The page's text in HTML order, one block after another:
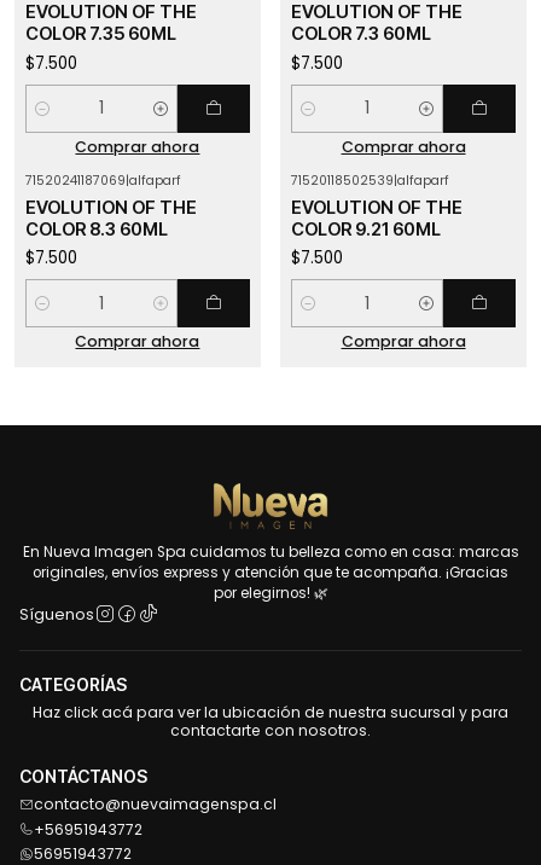
EVOLUTION OF THE
COLOR 7.35 60ML
$7.500
Cantidad
Comprar ahora
EVOLUTION OF THE
COLOR 7.3 60ML
$7.500
Cantidad
Comprar ahora
71520241187069|alfaparf
EVOLUTION OF THE
COLOR 8.3 60ML
$7.500
Cantidad
Comprar ahora
71520118502539|alfaparf
EVOLUTION OF THE
COLOR 9.21 60ML
$7.500
Cantidad
Comprar ahora
En Nueva Imagen Spa cuidamos tu belleza como en casa: marcas
originales, envíos express y atención que te acompaña. ¡Gracias
por elegirnos! 🌿
Síguenos
CATEGORÍAS
Haz click acá para ver la ubicación de nuestra sucursal y para
contactarte con nosotros.
CONTÁCTANOS
contacto@nuevaimagenspa.cl
+56951943772
56951943772